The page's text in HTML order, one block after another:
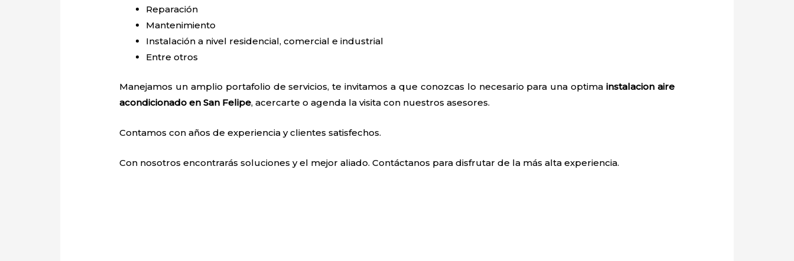
Reparación
Mantenimiento
Instalación a nivel residencial, comercial e industrial
Entre otros
Manejamos un amplio portafolio de servicios, te invitamos a que conozcas lo necesario para una optimainstalacion aire
acondicionado en San Felipe, acercarte o agenda la visita con nuestros asesores.
Contamos con años de experiencia y clientes satisfechos.
Con nosotros encontrarás soluciones y el mejor aliado. Contáctanos para disfrutar de la más alta experiencia.